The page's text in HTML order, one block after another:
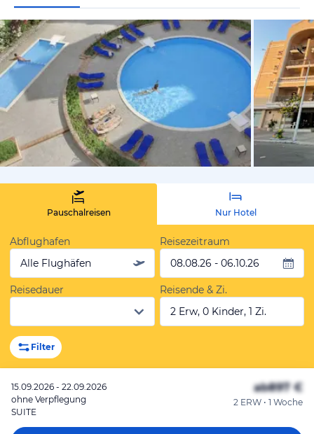
vom
Pauschalreisen Nur Hotel
Abflughafen
Alle Flughäfen
Reisezeitraum
08.08.26 - 06.10.26
Reisedauer
Reisende & Zi.
2 Erw, 0 Kinder, 1 Zi.
Filter
15.09.2026 - 22.09.2026
ohne Verpflegung
SUITE
ab897 €
2 ERW • 1 Woche